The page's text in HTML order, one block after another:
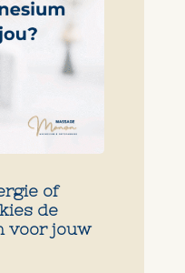
of
de
voor jouw